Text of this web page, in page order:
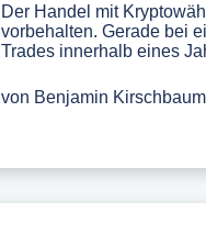
Der Handel mit
vorbehalten. Gerade bei
Trades innerhalb eines
von Benjamin Kirschbaum